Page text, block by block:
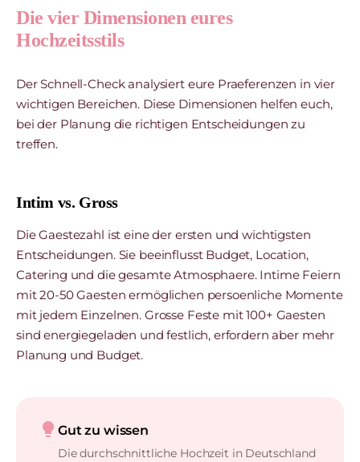
Die vier Dimensionen eures
Hochzeitsstils
Der Schnell-Check analysiert eure Praeferenzen in vier
wichtigen Bereichen. Diese Dimensionen helfen euch,
bei der Planung die richtigen Entscheidungen zu
treffen.
Intim vs. Gross
Die Gaestezahl ist eine der ersten und wichtigsten
Entscheidungen. Sie beeinflusst Budget, Location,
Catering und die gesamte Atmosphaere. Intime Feiern
mit 20-50 Gaesten ermöglichen persoenliche Momente
mit jedem Einzelnen. Grosse Feste mit 100+ Gaesten
sind energiegeladen und festlich, erfordern aber mehr
Planung und Budget.
lightbulb Gut zu wissen
Die durchschnittliche Hochzeit in Deutschland